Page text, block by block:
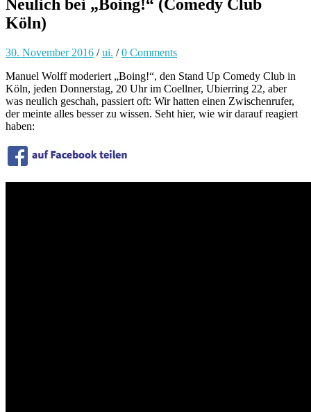
Neulich bei „Boing!“ (Comedy Club
Köln)
30. November 2016 /ui. /0 Comments
Manuel Wolff moderiert „Boing!“, den Stand Up Comedy Club in
Köln, jeden Donnerstag, 20 Uhr im Coellner, Ubierring 22, aber
was neulich geschah, passiert oft: Wir hatten einen Zwischenrufer,
der meinte alles besser zu wissen. Seht hier, wie wir darauf reagiert
haben: